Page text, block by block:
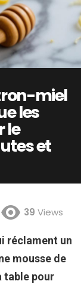
miel
les
le
et
39 Views
réclament un
mousse de
table pour